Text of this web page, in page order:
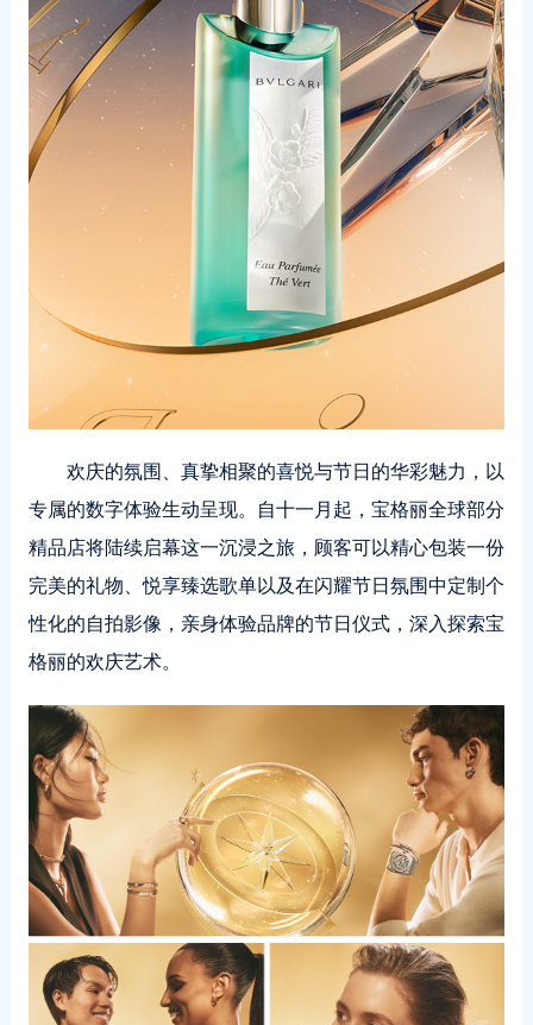
欢庆的氛围、真挚相聚的喜悦与节日的华彩魅力，以
专属的数字体验生动呈现。自十一月起，宝格丽全球部分
精品店将陆续启幕这一沉浸之旅，顾客可以精心包装一份
完美的礼物、悦享臻选歌单以及在闪耀节日氛围中定制个
性化的自拍影像，亲身体验品牌的节日仪式，深入探索宝
格丽的欢庆艺术。